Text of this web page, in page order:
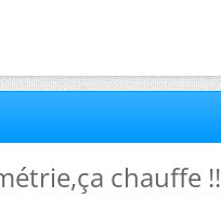
chauffe !!